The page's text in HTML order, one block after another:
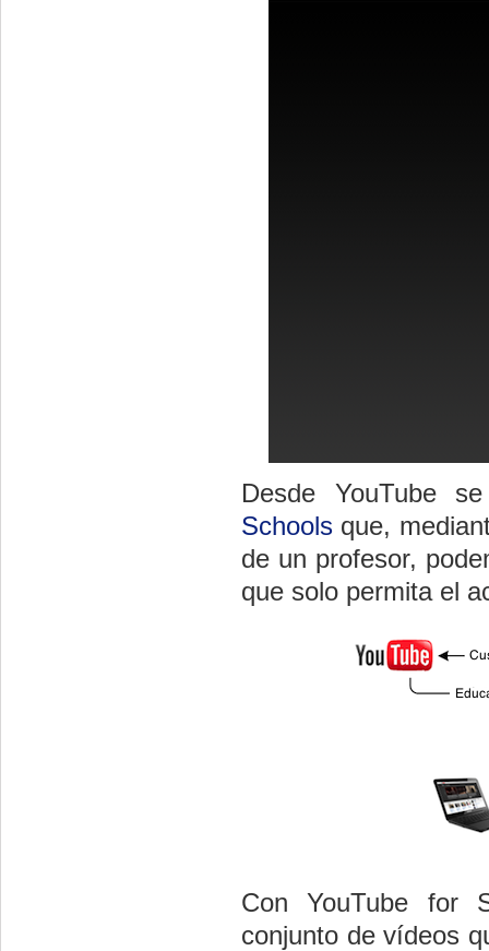
Desde YouTube
Schools que,
de un profesor,
que solo permita el
Con YouTube for
conjunto de vídeos